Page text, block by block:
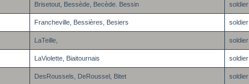
Brisetout, Bessède, Becède. Bessin soldier
Francheville, Bessières, Besiers soldier
LaTeille, soldier
LaViolette, Biaitournais soldier
DesRoussels, DeRoussel, Bitet soldier